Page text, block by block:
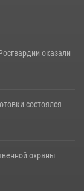
оказали
состоялся
охраны